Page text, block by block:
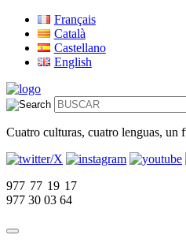
Français
Català
Castellano
English
Cuatro culturas, cuatro lenguas, un
977 77 19 17
977 30 03 64